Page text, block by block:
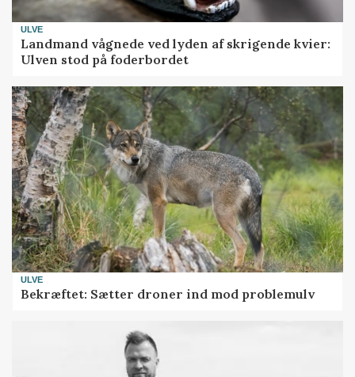
ULVE
Landmand vågnede ved lyden af skrigende kvier:
Ulven stod på foderbordet
ULVE
Bekræftet: Sætter droner ind mod problemulv